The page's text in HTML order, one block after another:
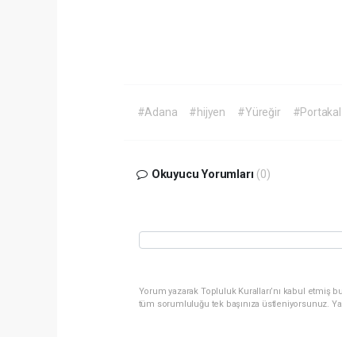
#Adana #hijyen #Yüreğir #Portakal
Okuyucu Yorumları (0)
Yorum yazarak Topluluk Kuralları’nı kabul etmiş
tüm sorumluluğu tek başınıza üstleniyorsunuz.